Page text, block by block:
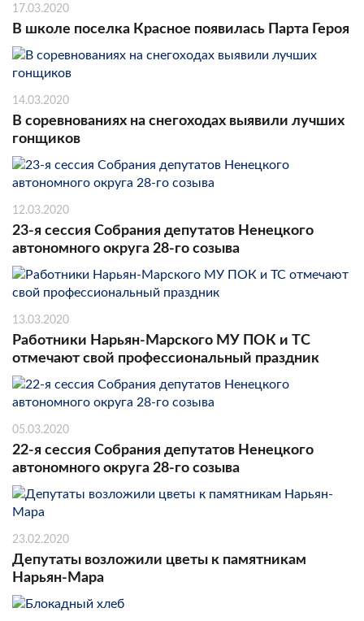
17.03.2020
В школе поселка Красное появилась Парта Героя
14.03.2020
В соревнованиях на снегоходах выявили лучших
гонщиков
12.03.2020
23-я сессия Собрания депутатов Ненецкого
автономного округа 28-го созыва
13.03.2020
Работники Нарьян-Марского МУ ПОК и ТС
отмечают свой профессиональный праздник
05.03.2020
22-я сессия Собрания депутатов Ненецкого
автономного округа 28-го созыва
23.02.2020
Депутаты возложили цветы к памятникам
Нарьян-Мара